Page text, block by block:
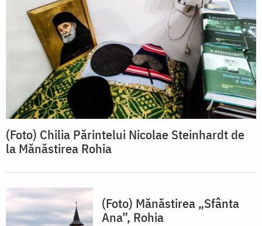
(Foto) Chilia Părintelui Nicolae Steinhardt de
la Mănăstirea Rohia
(Foto) Mănăstirea „Sfânta
Ana”, Rohia